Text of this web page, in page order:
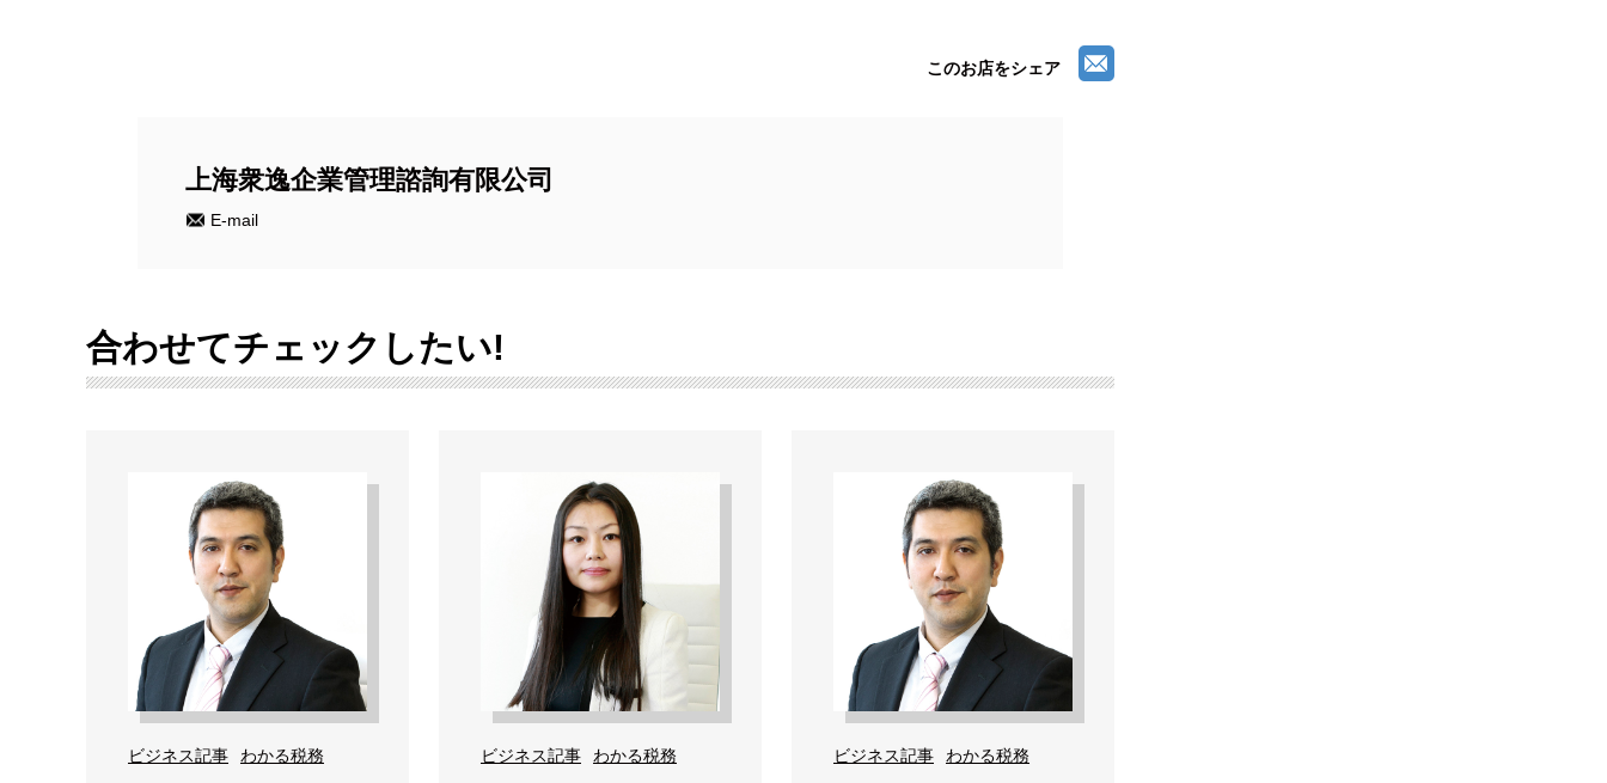
このお店をシェア
上海衆逸企業管理諮詢有限公司
E-mail
合わせてチェックしたい!
ビジネス記事
わかる税務
ビジネス記事
わかる税務
ビジネス記事
わかる税務